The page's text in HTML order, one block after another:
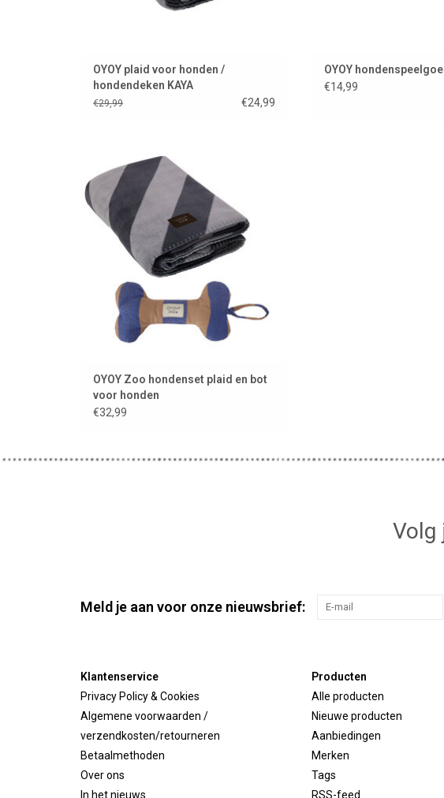
OYOY plaid voor honden /
hondendeken KAYA
€29,99 €24,99
OYOY
€14,99
Deense merk OYOY en bijpassend stijlvol
bot.
TOEVOEGEN AAN WINKELWAGEN
OYOY Zoo hondenset plaid en bot
voor honden
€32,99
Volg
Meld je aan voor onze nieuwsbrief:
Klantenservice
Privacy Policy & Cookies
Algemene voorwaarden /
verzendkosten/retourneren
Betaalmethoden
Over ons
In het nieuws
Producten
Alle producten
Nieuwe producten
Aanbiedingen
Merken
Tags
RSS-feed